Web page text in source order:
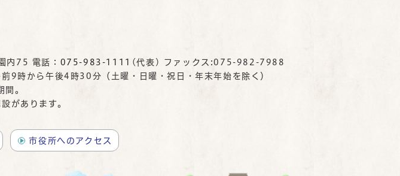
内75 電話： 075-983-1111
(代表) ファックス:075-982-7988
9時から午後4時30分（土曜・日曜・祝日・年末年始を除く）
。
があります。
市役所へのアクセス